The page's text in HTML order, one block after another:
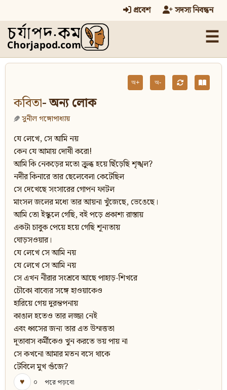
প্রবেশ সদস্য নিবন্ধন
☰
অ+ অ-
কবিতা- অন্য লোক
সুনীল গঙ্গোপাধ্যায়
যে লেখে, সে আমি নয়
কেন যে আমায় দোষী করো!
আমি কি নেকড়ের মতো ক্রুব্ধ হয়ে ছিঁড়েছি শৃঙ্খল?
নদীর কিনারে তার ছেলেবেলা কেটেছিল
সে দেখেছে সংসারের গোপন ফাটল
মাংসল জলের মধ্যে তার আয়না খুঁজেছে, ভেঙেছে।
আমি তো ইস্কুলে গেছি, বই পড়ে প্রকাশ্য রাস্তায়
একটা চাবুক পেয়ে হয়ে গেছি শূন্যতায়
ঘোড়সওয়ার।
যে লেখে সে আমি নয়
যে লেখে সে আমি নয়
সে এখন নীরার সংশ্রবে আছে পাহাড়-শিখরে
চৌকো বাব্যের সঙ্গে হাওয়াকেও
হারিয়ে গেয় দুরন্তপনায়
কাঙাল হতেও তার লজ্জা নেই
এবং ধ্বসের জন্য তার এত উম্মত্ততা
দূতাবাস কর্মীকেও খুন করতে ভয় পায় না
সে কখনো আমার মতন বসে থাকে
টেবিলে মুখ গুঁজে?
♥
০ পরে পড়বো